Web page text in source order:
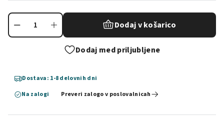
Dodaj v košarico
Dodaj med priljubljene
Dostava: 1-8 delovnih dni
Na zalogi
Preveri zalogo v poslovalnicah